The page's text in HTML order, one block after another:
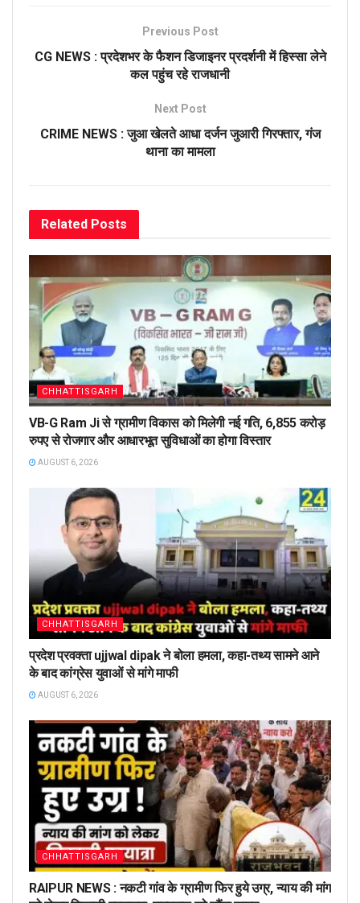
Previous Post
CG NEWS : प्रदेशभर के फैशन डिजाइनर प्रदर्शनी में हिस्सा लेने
कल पहुंच रहे राजधानी
Next Post
CRIME NEWS : जुआ खेलते आधा दर्जन जुआरी गिरफ्तार, गंज
थाना का मामला
Related Posts
CHHATTISGARH
VB-G Ram Ji से ग्रामीण विकास को मिलेगी नई गति, 6,855 करोड़
रुपए से रोजगार और आधारभूत सुविधाओं का होगा विस्तार
AUGUST 6, 2026
CHHATTISGARH
प्रदेश प्रवक्ता ujjwal dipak ने बोला हमला, कहा-तथ्य सामने आने
के बाद कांग्रेस युवाओं से मांगे माफी
AUGUST 6, 2026
CHHATTISGARH
RAIPUR NEWS : नकटी गांव के ग्रामीण फिर हुये उग्र, न्याय की मांग